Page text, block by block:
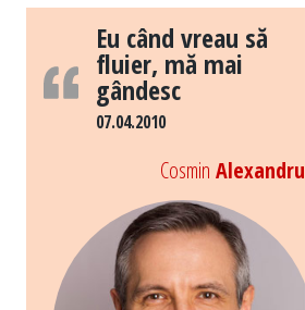
Eu când vreau să
fluier, mă mai
gândesc
07.04.2010
Cosmin Alexandru